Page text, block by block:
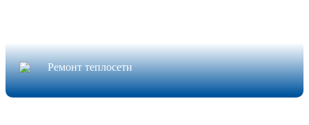
Ремонт теплосети